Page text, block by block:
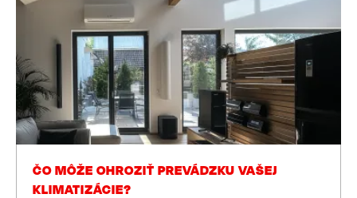
ČO MÔŽE OHROZIŤ PREVÁDZKU VAŠEJ
KLIMATIZÁCIE?